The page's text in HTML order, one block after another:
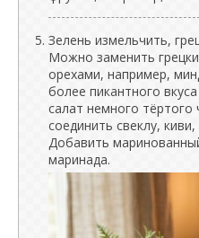
Зелень измельчить,
Можно заменить
орехами, например,
более пикантного
салат немного тёртого
соединить свеклу,
Добавить
маринада.